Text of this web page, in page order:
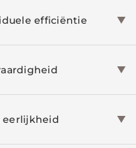
efficiëntie
eerlijkheid